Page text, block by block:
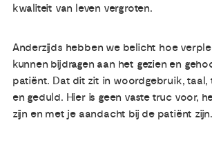
kwaliteit van leven vergroten.
Anderzijds hebben we belicht hoe
kunnen bijdragen aan het gezien en
patiënt. Dat dit zit in woordgebruik, taal,
en geduld. Hier is geen vaste truc voor,
zijn en met je aandacht bij de patiënt zijn.